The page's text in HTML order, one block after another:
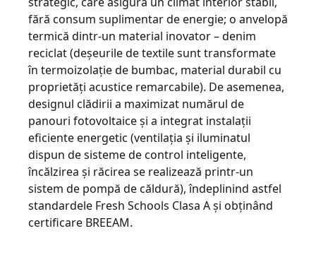
fără consum suplimentar de energie; o anvelopă
termică dintr-un material inovator – denim
reciclat (deșeurile de textile sunt transformate
în termoizolație de bumbac, material durabil cu
proprietăți acustice remarcabile). De asemenea,
designul clădirii a maximizat numărul de
panouri fotovoltaice și a integrat instalații
eficiente energetic (ventilația și iluminatul
dispun de sisteme de control inteligente,
încălzirea și răcirea se realizează printr-un
sistem de pompă de căldură), îndeplinind astfel
standardele Fresh Schools Clasa A și obținând
certificare BREEAM.